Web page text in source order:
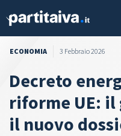
ECONOMIA 3 Febbraio 2026
Decreto
riforme UE: il
il nuovo